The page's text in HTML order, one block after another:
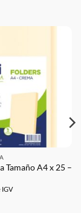
Tamaño A4 x 25 –
IGV